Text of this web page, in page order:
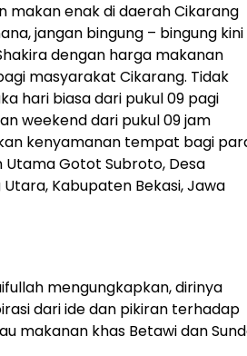
makan enak di daerah Cikarang
jangan bingung – bingung kini
dengan harga makanan
masyarakat Cikarang. Tidak
hari biasa dari pukul 09 pagi
weekend dari pukul 09 jam
kenyamanan tempat bagi
Gotot Subroto, Desa
Kabupaten Bekasi, Jawa
mengungkapkan, dirinya
dari ide dan pikiran terhadap
makanan khas Betawi dan